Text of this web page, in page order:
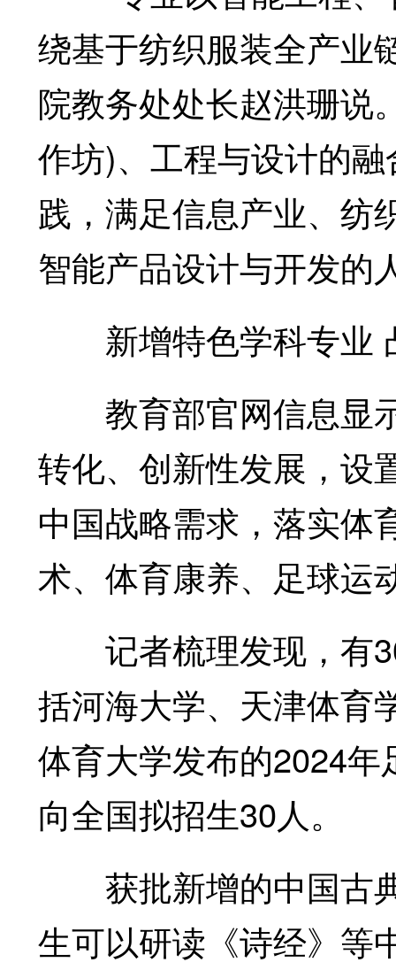
绕基于纺织服装全产业
院教务处处长赵洪珊说
作坊)、工程与设计的
践，满足信息产业、纺
智能产品设计与开发的
新增特色学科专业
教育部官网信息显
转化、创新性发展，设
中国战略需求，落实体
术、体育康养、足球运
记者梳理发现，有
括河海大学、天津体育
体育大学发布的2024
向全国拟招生30人。
获批新增的中国古典
生可以研读《诗经》等